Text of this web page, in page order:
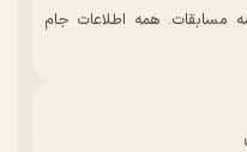
مسابقات. همه اطلاعات جام